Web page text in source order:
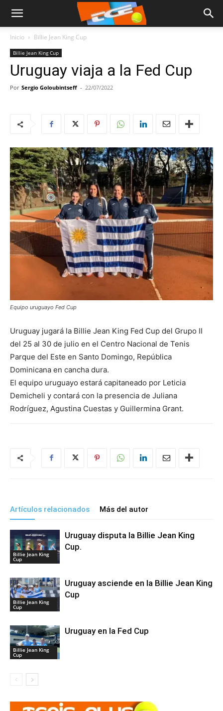
Inicio Billie Jean King Cup
Billie Jean King Cup
Uruguay viaja a la Fed Cup
Por Sergio Goloubintseff - 22/07/2022
Equipo uruguayo Fed Cup
Uruguay jugará la Billie Jean King Fed Cup del Grupo II
del 25 al 30 de julio en el Centro Nacional de Tenis
Parque del Este en Santo Domingo, República
Dominicana en cancha dura.
El equipo uruguayo estará capitaneado por Leticia
Demicheli y contará con la presencia de Juliana
Rodríguez, Agustina Cuestas y Guillermina Grant.
Artículos relacionados Más del autor
Billie Jean King
Cup
Uruguay disputa la Billie Jean King
Cup.
Billie Jean King
Cup
Uruguay asciende en la Billie Jean King
Cup
Billie Jean King
Cup
Uruguay en la Fed Cup